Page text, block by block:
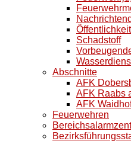
Schadstoff
Abschnitte
AFK
AFK Raabs
AFK
Feuerwehren